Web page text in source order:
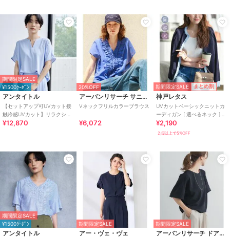
期間限定SALE
¥1500ｸｰﾎﾟﾝ
アンタイトル
【セットアップ可UVカット接
触冷感UVカット】リラクシー
キーVネックブラウス
¥12,870
20%OFF
アーバンリサーチ サニーレーベル
Vネックフリルカラーブラウス
¥6,072
期間限定SALE まとめ割
神戸レタス
UVカットベーシックニットカ
ーディガン [ 選べるネック ]
[C6886]
¥2,190
2点以上で5%OFF
期間限定SALE
¥1500ｸｰﾎﾟﾝ
アンタイトル
期間限定SALE
アー・ヴェ・ヴェ
期間限定SALE
アーバンリサーチ ドアーズ